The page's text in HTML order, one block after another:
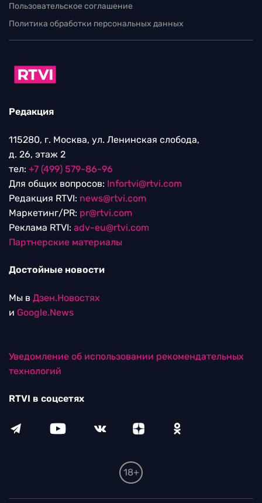
Пользовательское соглашение
Политика обработки персональных данных
Редакция
115280, г. Москва, ул. Ленинская слобода,
д. 26, этаж 2
тел: +7 (499) 579-86-96
Для общих вопросов: Infortvi@rtvi.com
Редакция RTVI: news@rtvi.com
Маркетинг/PR: pr@rtvi.com
Реклама RTVI: adv-eu@rtvi.com
Партнерские материалы
Достойные новости
Мы в Дзен.Новостях
и Google.News
Уведомление об использовании рекомендательных
технологий
RTVI в соцсетях
18+